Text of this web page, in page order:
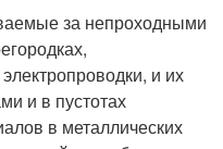
за непроходными
и их
и в пустотах
в металлических